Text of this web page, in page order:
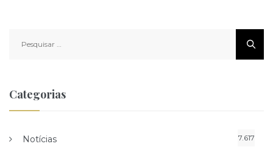
por:
Categorias
Notícias 7.617